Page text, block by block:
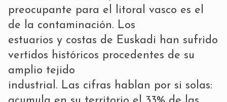
preocupante para el litoral vasco es el
de la contaminación. Los
estuarios y costas de Euskadi han sufrido
vertidos históricos procedentes de su
amplio tejido
industrial. Las cifras hablan por si solas: